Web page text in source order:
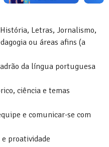
Letras, Jornalismo,
ou áreas afins (a
da língua portuguesa
ciência e temas
e comunicar-se com
proatividade